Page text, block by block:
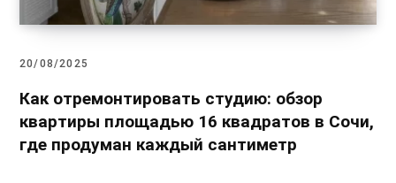
20/08/2025
Как отремонтировать студию: обзор
квартиры площадью 16 квадратов в Сочи,
где продуман каждый сантиметр